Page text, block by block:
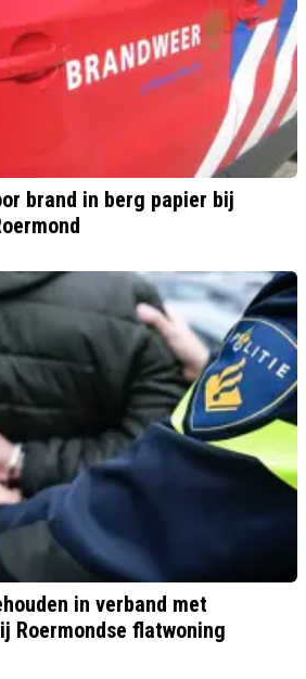
brand in berg papier bij
in verband met
Roermondse flatwoning